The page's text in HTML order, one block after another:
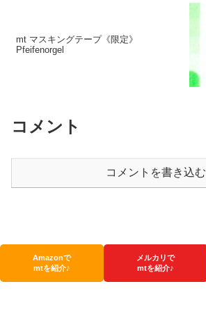
mt マスキングテープ《限定》
Pfeifenorgel
コメント
コメントを書き込む
Amazonで
mtを紹介♪
メルカリで
mtを紹介♪